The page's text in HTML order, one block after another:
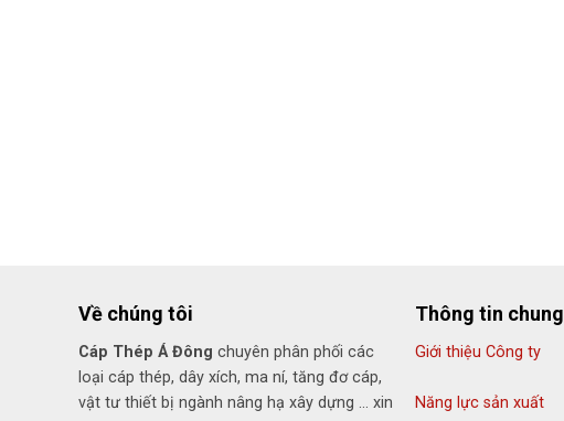
Về chúng tôi
Cáp Thép Á Đông chuyên phân phối các
loại cáp thép, dây xích, ma ní, tăng đơ cáp,
vật tư thiết bị ngành nâng hạ xây dựng ... xin
Thông tin chung
Giới thiệu Công ty
Năng lực sản xuất